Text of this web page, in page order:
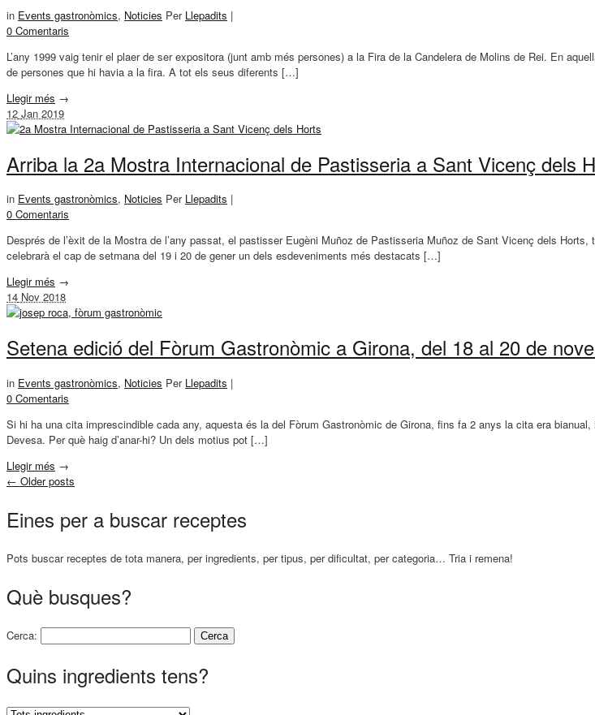
in Events gastronòmics, Noticies Per Llepadits |
0 Comentaris
L’any 1999 vaig tenir el plaer de ser expositora (junt amb més persones) a la Fira de la Candelera de Molins de Rei. En
de persones que hi havia a la fira. A tot els seus diferents […]
Llegir més →
12 Jan 2019
Arriba la 2a Mostra Internacional de Pastisseria a Sant Vicenç dels
in Events gastronòmics, Noticies Per Llepadits |
0 Comentaris
Després de l’èxit de la Mostra de l’any passat, el pastisser Eugèni Muñoz de Pastisseria Muñoz de Sant Vicenç dels
celebrarà el cap de setmana del 19 i 20 de gener un dels esdeveniments més destacats […]
Llegir més →
14 Nov 2018
Setena edició del Fòrum Gastronòmic a Girona, del 18 al 20 de
in Events gastronòmics, Noticies Per Llepadits |
0 Comentaris
Si hi ha una cita imprescindible cada any, aquesta és la del Fòrum Gastronòmic de Girona, fins fa 2 anys la cita era
Devesa. Per què haig d’anar-hi? Un dels motius pot […]
Llegir més →
← Older posts
Eines per a buscar receptes
Pots buscar receptes de tota manera, per ingredients, per tipus, per dificultat, per categoria… Tria i remena!
Què busques?
Cerca:
Quins ingredients tens?